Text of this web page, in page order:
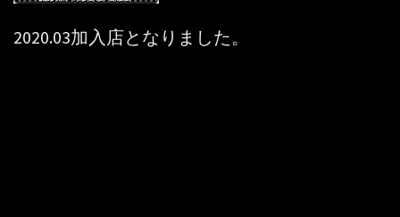
2020.03加入店となりました。